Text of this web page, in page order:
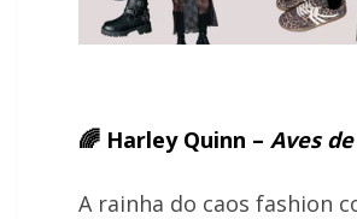
🌈 Harley Quinn – Aves
A rainha do caos fashion